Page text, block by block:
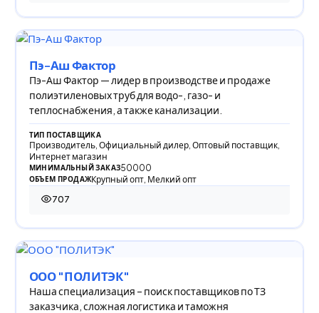
Пэ-Аш Фактор
Пэ-Аш Фактор — лидер в производстве и продаже
полиэтиленовых труб для водо-, газо- и
теплоснабжения, а также канализации.
ТИП ПОСТАВЩИКА
Производитель, Официальный дилер, Оптовый поставщик,
Интернет магазин
МИНИМАЛЬНЫЙ ЗАКАЗ50000
ОБЪЕМ ПРОДАЖКрупный опт, Мелкий опт
707
707 просмотров
ООО "ПОЛИТЭК"
Наша специализация – поиск поставщиков по ТЗ
заказчика, сложная логистика и таможня